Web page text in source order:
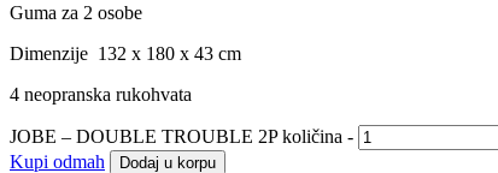
Guma za 2 osobe
Dimenzije 132 x 180 x 43 cm
4 neopranska rukohvata
JOBE – DOUBLE TROUBLE 2P količina -
Kupi odmah
Dodaj u korpu